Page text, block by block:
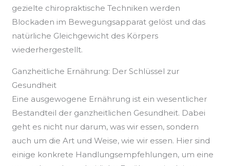
gezielte chiropraktische Techniken werden
Blockaden im Bewegungsapparat gelöst und das
natürliche Gleichgewicht des Körpers
wiederhergestellt.
Ganzheitliche Ernährung: Der Schlüssel zur
Gesundheit
Eine ausgewogene Ernährung ist ein wesentlicher
Bestandteil der ganzheitlichen Gesundheit. Dabei
geht es nicht nur darum, was wir essen, sondern
auch um die Art und Weise, wie wir essen. Hier sind
einige konkrete Handlungsempfehlungen, um eine